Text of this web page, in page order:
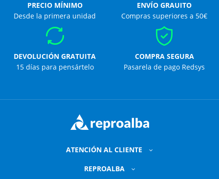
PRECIO MÍNIMO
Desde la primera unidad
ENVÍO GRAUITO
Compras superiores a 50€
DEVOLUCIÓN GRATUITA
15 días para pensártelo
COMPRA SEGURA
Pasarela de pago Redsys
ATENCIÓN AL CLIENTE
REPROALBA